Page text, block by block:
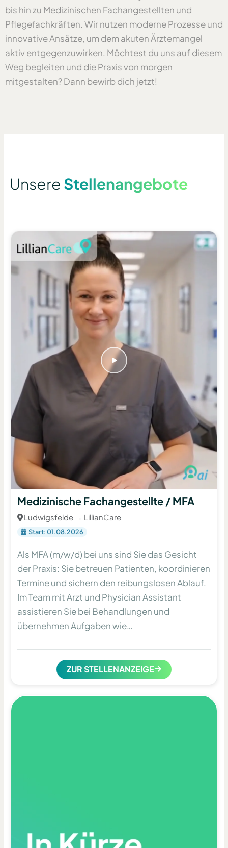
bis hin zu Medizinischen Fachangestellten und
Pflegefachkräften. Wir nutzen moderne Prozesse und
innovative Ansätze, um dem akuten Ärztemangel
aktiv entgegenzuwirken. Möchtest du uns auf diesem
Weg begleiten und die Praxis von morgen
mitgestalten? Dann bewirb dich jetzt!
Unsere Stellenangebote
Medizinische Fachangestellte / MFA
Ludwigsfelde → LillianCare
Start: 01.08.2026
Als MFA (m/w/d) bei uns sind Sie das Gesicht
der Praxis: Sie betreuen Patienten, koordinieren
Termine und sichern den reibungslosen Ablauf.
Im Team mit Arzt und Physician Assistant
assistieren Sie bei Behandlungen und
übernehmen Aufgaben wie…
ZUR STELLENANZEIGE